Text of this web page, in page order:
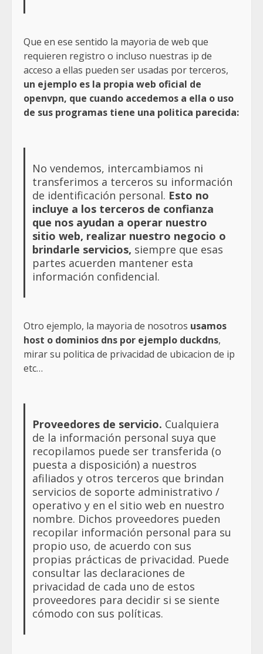
Que en ese sentido la mayoria de web que
requieren registro o incluso nuestras ip de
acceso a ellas pueden ser usadas por terceros,
un ejemplo es la propia web oficial de
openvpn, que cuando accedemos a ella o uso
de sus programas tiene una politica parecida:
No vendemos, intercambiamos ni
transferimos a terceros su información
de identificación personal. Esto no
incluye a los terceros de confianza
que nos ayudan a operar nuestro
sitio web, realizar nuestro negocio o
brindarle servicios, siempre que esas
partes acuerden mantener esta
información confidencial.
Otro ejemplo, la mayoria de nosotros usamos
host o dominios dns por ejemplo duckdns,
mirar su politica de privacidad de ubicacion de ip
etc…
Proveedores de servicio. Cualquiera
de la información personal suya que
recopilamos puede ser transferida (o
puesta a disposición) a nuestros
afiliados y otros terceros que brindan
servicios de soporte administrativo /
operativo y en el sitio web en nuestro
nombre. Dichos proveedores pueden
recopilar información personal para su
propio uso, de acuerdo con sus
propias prácticas de privacidad. Puede
consultar las declaraciones de
privacidad de cada uno de estos
proveedores para decidir si se siente
cómodo con sus políticas.